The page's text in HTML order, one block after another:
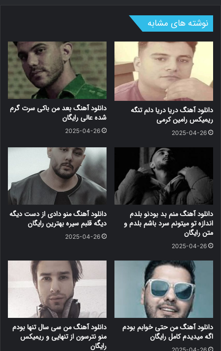
نوشته های مشابه
دانلود آهنگ دریا دریا دلم تنگه
ریمیکس رامین کرمی
2025-04-26
دانلود آهنگ بعد من باکی سرت گرم
شده عالی رایگان
2025-04-26
دانلود آهنگ منم بد بودنو بلدم
اندازه تو میتونم سرد باشم بلدم و
متن رایگان
2025-04-26
دانلود آهنگ منو دادی از دست دیگه
دیگه قلبم سیره بهترین رایگان
2025-04-26
دانلود آهنگ من حتی خوابم بودم
اگه میدیدم کامل رایگان
دانلود آهنگ من سی سال تنها بودم
منو نترسون از تنهایی و ریمیکس
رایگان